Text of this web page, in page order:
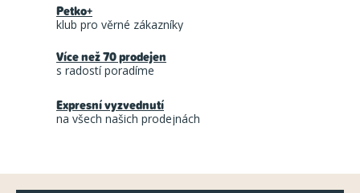
d
p
r
k
Petko+
klub pro věrné zákazníky
Více než 70 prodejen
s radostí poradíme
Expresní vyzvednutí
na všech našich prodejnách